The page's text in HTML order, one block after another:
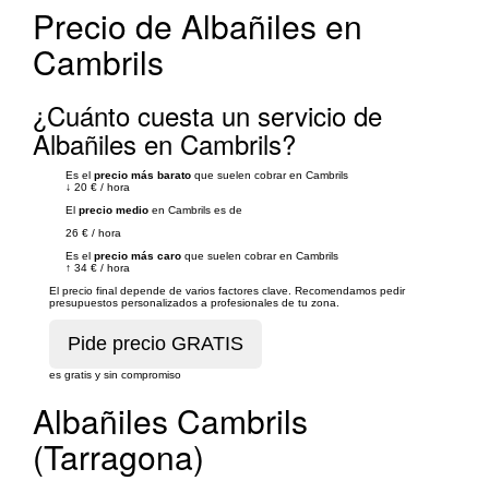
Precio de Albañiles en
Cambrils
¿Cuánto cuesta un servicio de
Albañiles en Cambrils?
Es el precio más barato que suelen cobrar en Cambrils
↓ 20 € / hora
El precio medio en Cambrils es de
26 € / hora
Es el precio más caro que suelen cobrar en Cambrils
↑ 34 € / hora
El precio final depende de varios factores clave. Recomendamos pedir
presupuestos personalizados a profesionales de tu zona.
es gratis y sin compromiso
Albañiles Cambrils
(Tarragona)